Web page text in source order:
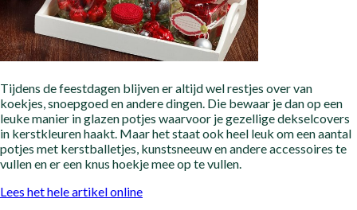
Tijdens de feestdagen blijven er altijd wel restjes over van
koekjes, snoepgoed en andere dingen. Die bewaar je dan op een
leuke manier in glazen potjes waarvoor je gezellige dekselcovers
in kerstkleuren haakt. Maar het staat ook heel leuk om een aantal
potjes met kerstballetjes, kunstsneeuw en andere accessoires te
vullen en er een knus hoekje mee op te vullen.
Lees het hele artikel online